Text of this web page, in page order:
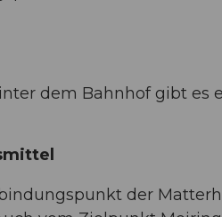
dem Bahnhof gibt es
der